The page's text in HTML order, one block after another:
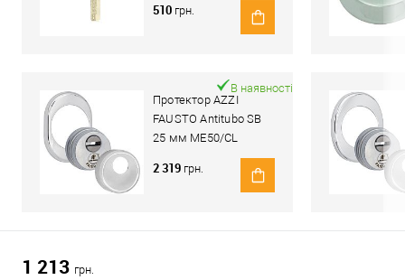
510 грн.
Протектор AZZI
FAUSTO Antitubo SB
25 мм ME50/CL
овальний стандарт
хром полірований
В наявності
2 319 грн.
1 213 грн.